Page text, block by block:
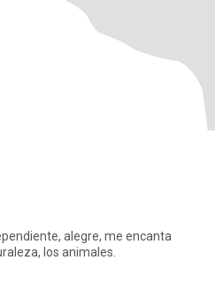
alegre, me encanta
los animales.